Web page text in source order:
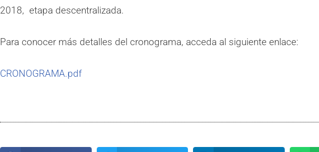
2018, etapa descentralizada.
Para conocer más detalles del cronograma, acceda al siguiente enlace:
CRONOGRAMA.pdf